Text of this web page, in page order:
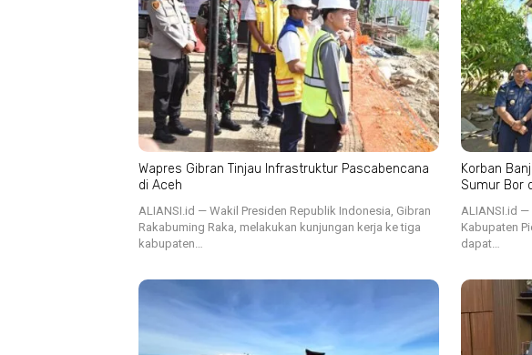
Wapres Gibran Tinjau Infrastruktur Pascabencana
di Aceh
ALIANSI.id — Wakil Presiden Republik Indonesia, Gibran
Rakabuming Raka, melakukan kunjungan kerja ke tiga
kabupaten…
Korban
Sumur Bor
ALIANSI.id
Kabupaten
dapat…